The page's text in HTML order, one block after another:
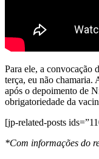
Para ele, a convocação
terça, eu não chamaria.
após o depoimento de
obrigatoriedade da
[jp-related-posts
*Com informações do